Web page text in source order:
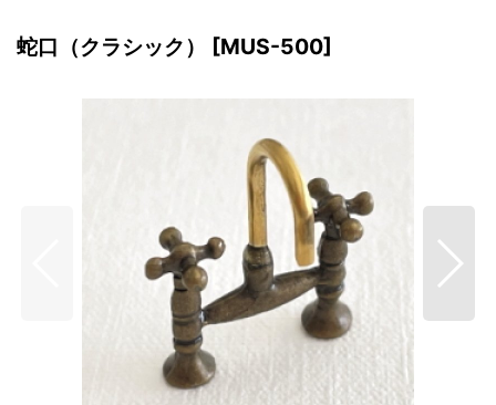
蛇口（クラシック） [MUS-500]